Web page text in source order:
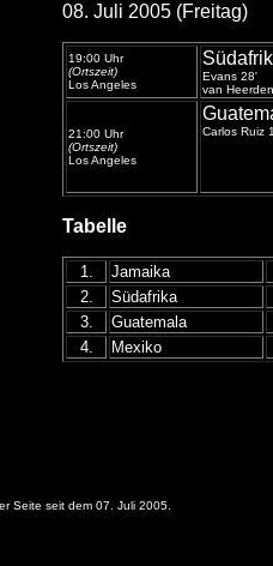
08. Juli 2005 (Freitag)
19:00 Uhr
(Ortszeit)
Los Angeles
Evans 28'
van
21:00 Uhr
(Ortszeit)
Los Angeles
Carlos Ruiz
Tabelle
1.
Jamaika
2.
Südafrika
3.
Guatemala
4.
Mexiko
Seite seit dem 07. Juli 2005.